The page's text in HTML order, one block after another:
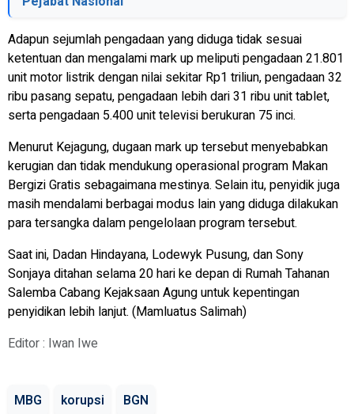
Adapun sejumlah pengadaan yang diduga tidak sesuai
ketentuan dan mengalami mark up meliputi pengadaan 21.801
unit motor listrik dengan nilai sekitar Rp1 triliun, pengadaan 32
ribu pasang sepatu, pengadaan lebih dari 31 ribu unit tablet,
serta pengadaan 5.400 unit televisi berukuran 75 inci.
Menurut Kejagung, dugaan mark up tersebut menyebabkan
kerugian dan tidak mendukung operasional program Makan
Bergizi Gratis sebagaimana mestinya. Selain itu, penyidik juga
masih mendalami berbagai modus lain yang diduga dilakukan
para tersangka dalam pengelolaan program tersebut.
Saat ini, Dadan Hindayana, Lodewyk Pusung, dan Sony
Sonjaya ditahan selama 20 hari ke depan di Rumah Tahanan
Salemba Cabang Kejaksaan Agung untuk kepentingan
penyidikan lebih lanjut. (Mamluatus Salimah)
Editor : Iwan Iwe
MBG korupsi BGN